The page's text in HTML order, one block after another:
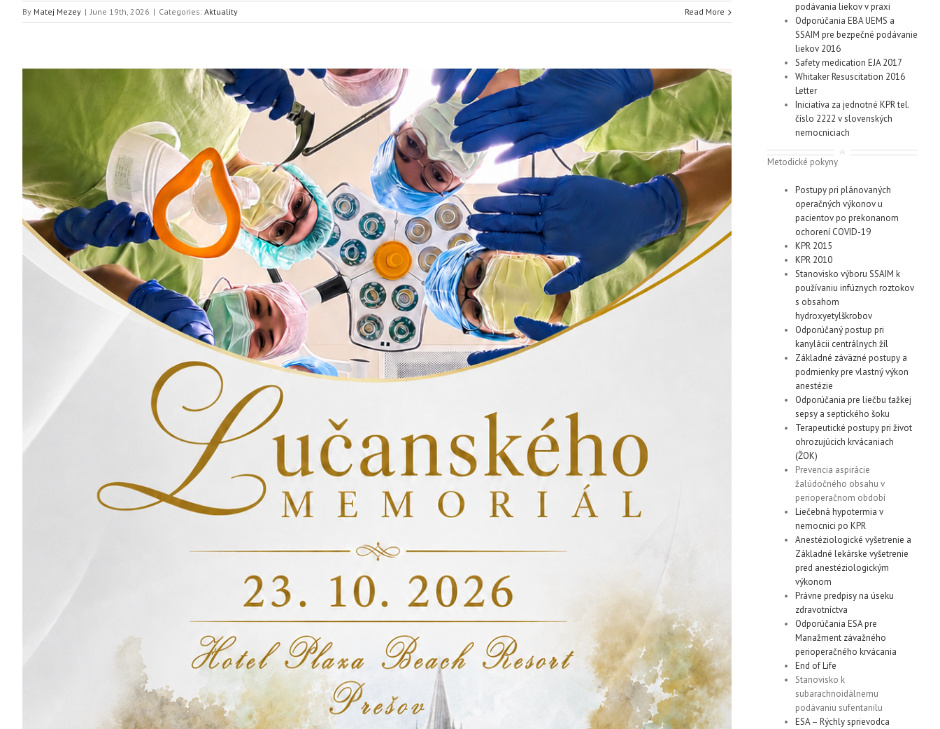
By Matej Mezey | June 19th, 2026 | Categories: Aktuality Read More
podávania liekov v praxi
Odporúčania EBA UEMS a
SSAIM pre bezpečné podávanie
liekov 2016
Safety medication EJA 2017
Whitaker Resuscitation 2016
Letter
Iniciatíva za jednotné KPR tel.
číslo 2222 v slovenských
nemocniciach
Metodické pokyny
Postupy pri plánovaných
operačných výkonov u
pacientov po prekonanom
ochorení COVID-19
KPR 2015
KPR 2010
Stanovisko výboru SSAIM k
používaniu infúznych roztokov
s obsahom
hydroxyetylškrobov
Odporúčaný postup pri
kanylácii centrálnych žíl
Základné záväzné postupy a
podmienky pre vlastný výkon
anestézie
Odporúčania pre liečbu ťažkej
sepsy a septického šoku
Terapeutické postupy pri život
ohrozujúcich krvácaniach
(ŽOK)
Prevencia aspirácie
žalúdočného obsahu v
perioperačnom období
Liečebná hypotermia v
nemocnici po KPR
Anestéziologické vyšetrenie a
Základné lekárske vyšetrenie
pred anestéziologickým
výkonom
Právne predpisy na úseku
zdravotníctva
Odporúčania ESA pre
Manažment závažného
perioperačného krvácania
End of Life
Stanovisko k
subarachnoidálnemu
podávaniu sufentanilu
ESA – Rýchly sprievodca